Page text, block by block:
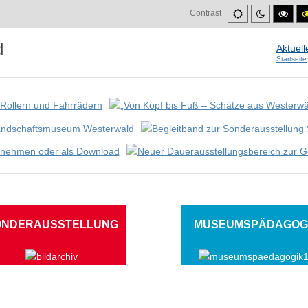
Contrast
Default
mode
Night
mode
High
Startseite
Westerwald